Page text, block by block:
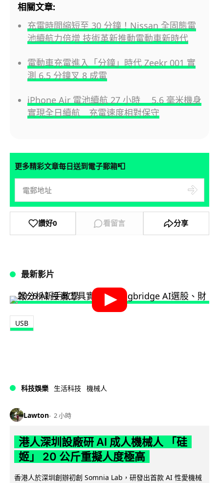
相關文章:
充電時間縮短至 30 分鐘！Nissan 全固態電
池續航力倍增 技術革新推動電動車新時代
電動車充電進入「分鐘」時代 Zeekr 001 實
測 6.5 分鐘叉 8 成電
iPhone Air 電池續航 27 小時 5.6 毫米機身
實現全日續航 充電速度相對保守
更多精彩文章每日送到電子郵箱📮
讚好0 看留言 分享
最新影片
USB
科技娛樂 生活科技 機械人
Lawton 2 小時
港人深圳設廠研 AI 成人機械人 「硅
姬」 20 公斤重擬人度極高
香港人於深圳創辦初創 Somnia Lab，研發出首款 AI 性愛機械